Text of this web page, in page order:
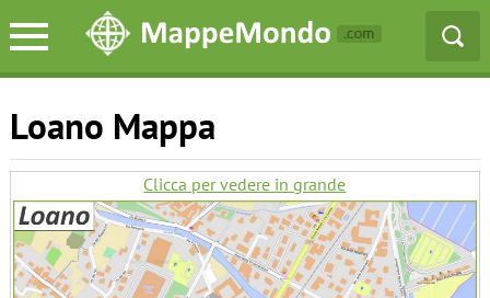
Loano Mappa
Clicca per vedere in grande